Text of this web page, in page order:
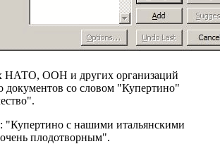
НАТО, ООН и других организаций
документов со словом "Купертино"
"Купертино с нашими итальянскими
плодотворным".